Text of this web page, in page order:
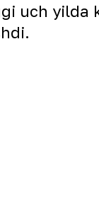
uch yilda